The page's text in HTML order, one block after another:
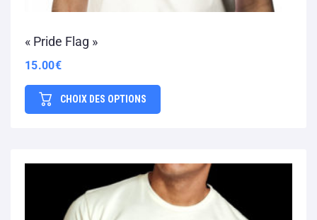
« Pride Flag »
15.00€
CHOIX DES OPTIONS